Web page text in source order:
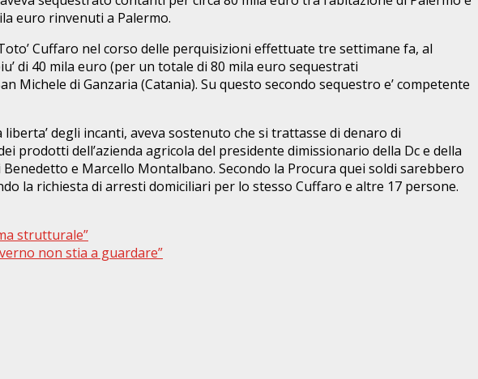
euro rinvenuti a Palermo.
Cuffaro nel corso delle perquisizioni effettuate tre settimane fa, al
di 40 mila euro (per un totale di 80 mila euro sequestrati
Michele di Ganzaria (Catania). Su questo secondo sequestro e’ competente
degli incanti, aveva sostenuto che si trattasse di denaro di
prodotti dell’azienda agricola del presidente dimissionario della Dc e della
e Marcello Montalbano. Secondo la Procura quei soldi sarebbero
la richiesta di arresti domiciliari per lo stesso Cuffaro e altre 17 persone.
strutturale”
non stia a guardare”